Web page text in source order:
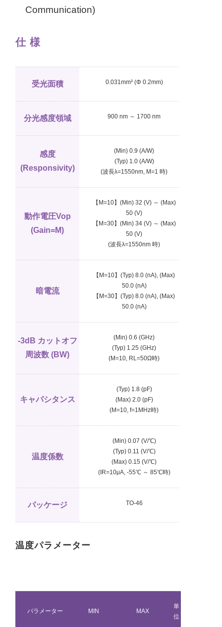
Communication)
仕 様
受光面積 0.031mm² (Φ 0.2mm)
分光感度領域 900 nm ～ 1700 nm
感度
(Responsivity)
(Min) 0.9 (A/W)
(Typ) 1.0 (A/W)
(波長λ=1550nm, M=1 時)
動作電圧Vop
(Gain=M)
【M=10】(Min) 32 (V) ～ (Max)
50 (V)
【M=30】(Min) 34 (V) ～ (Max)
50 (V)
(波長λ=1550nm 時)
暗電流
【M=10】(Typ) 8.0 (nA), (Max)
50.0 (nA)
【M=30】(Typ) 8.0 (nA), (Max)
50.0 (nA)
-3dB カットオフ
周波数 (BW)
(Min) 0.6 (GHz)
(Typ) 1.25 (GHz)
(M=10, RL=50Ω時)
キャパシタンス
(Typ) 1.8 (pF)
(Max) 2.0 (pF)
(M=10, f=1MHz時)
温度係数
(Min) 0.07 (V/℃)
(Typ) 0.11 (V/℃)
(Max) 0.15 (V/℃)
(IR=10μA, -55℃ ～ 85℃時)
パッケージ TO-46
温度パラメーター
パラメーター MIN MAX
単
位